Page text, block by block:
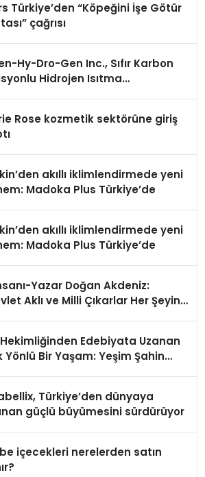
Türkiye’den “Köpeğini İşe Götür
çağrısı
Hy-Dro-Gen Inc., Sıfır Karbon
Hidrojen Isıtma
Rose kozmetik sektörüne giriş
akıllı iklimlendirmede yeni
Madoka Plus Türkiye’de
akıllı iklimlendirmede yeni
Madoka Plus Türkiye’de
Yazar Doğan Akdeniz:
Aklı ve Milli Çıkarlar Her Şeyin
Hekimliğinden Edebiyata Uzanan
Yönlü Bir Yaşam: Yeşim Şahin
Türkiye’den dünyaya
güçlü büyümesini sürdürüyor
içecekleri nerelerden satın